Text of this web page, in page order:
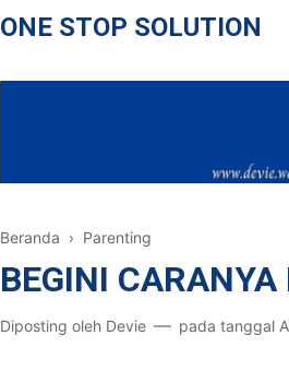
ONE STOP SOLUTION
Beranda › Parenting
BEGINI
Diposting oleh Devie pada tanggal